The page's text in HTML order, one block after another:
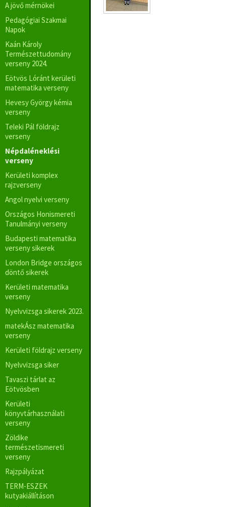
A jövő mérnökei
Pedagógiai Szakmai
Napok
Kaán Károly
Természettudomány
verseny 2024.
Eötvös Lóránt kerületi
matematika verseny
Hevesy György kémia
verseny
Teleki Pál földrajz
verseny
Népdaléneklési
verseny
Kerületi komplex
rajzverseny
Angol nyelvi verseny
Országos Honismereti
Tanulmányi verseny
Budapesti matematika
verseny sikerek
London Bridge országos
döntő sikerek
Kerületi matematika
verseny
Nyelvvizsga sikerek 2023.
matekÁsz matematika
verseny
Kerületi földrajz verseny
Nyelvvizsga siker
Tavaszi tárlat az
Eötvösben
Kerületi
könyvtárhasználati
verseny
Zöldike
természetismereti
verseny
Rajzpályázat
TERM-ESZEK
kutyakiállításon